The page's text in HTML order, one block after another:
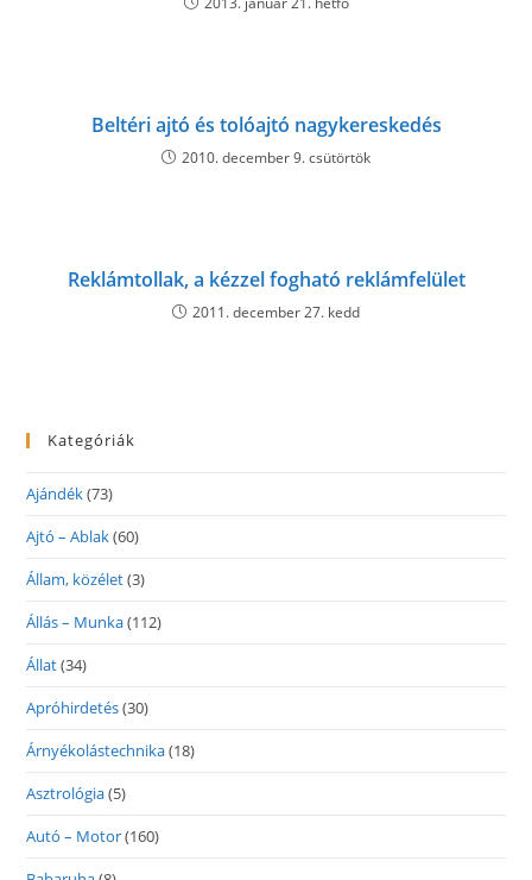
Beltéri ajtó és tolóajtó nagykereskedés
2010. december 9. csütörtök
Reklámtollak, a kézzel fogható reklámfelület
2011. december 27. kedd
Kategóriák
Ajándék(73)
Ajtó – Ablak(60)
Állam, közélet(3)
Állás – Munka(112)
Állat(34)
Apróhirdetés(30)
Árnyékolástechnika(18)
Asztrológia(5)
Autó – Motor(160)